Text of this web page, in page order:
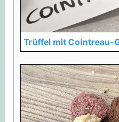
Trüffel mit Cointreau-